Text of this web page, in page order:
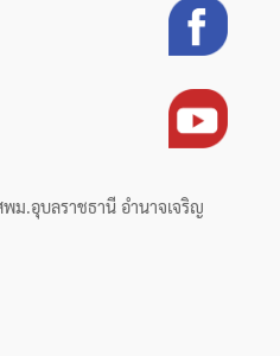
ม.อุบลราชธานี อำนาจเจริญ